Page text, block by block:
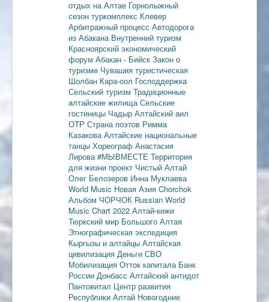
отдых на Алтае Горнолыжный
сезон туркомплекс Клевер
Арбитражный процесс Автодорога
из Абакана Внутренний туризм
Красноярский экономический
форум Абакан - Бийск Закон о
туризме Чувашия туристическая
Шолбан Кара-оол Господдержка
Сельский туризм Традиционные
алтайские жилищаСельские
гостиницы Чадыр Алтайский аил
ОТР Страна поэтов Римма
КазаковаАлтайские национальные
танцы Хореограф Анастасия
Лирова#МЫВМЕСТЕ Территория
для жизни проект Чистый Алтай
Олег Белозеров Инна Муклаева
World Music Новая Азия Chorchok
Альбом ЧОРЧОК Russian World
Music Chart 2022 Алтай-кижи
Тюркский мир Большого Алтая
Этнографическая экспедиция
Кыргызы и алтайцы Алтайская
цивилизация Деньги СВО
Мобилизация Отток капитала Банк
России Донбасс Алтайский антидот
Пантовитал Центр развития
Республики Алтай Новогодние